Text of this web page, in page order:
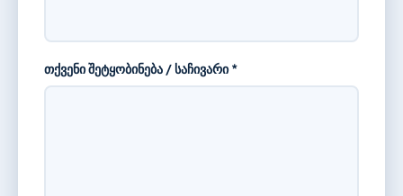
თქვენი შეტყობინება / საჩივარი *